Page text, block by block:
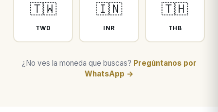
🇹🇼
TWD
🇮🇳
INR
🇹🇭
THB
¿No ves la moneda que buscas? Pregúntanos por
WhatsApp →